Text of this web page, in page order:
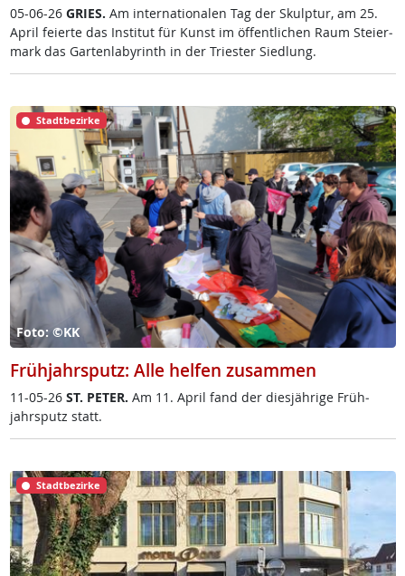
05-06-26 GRIES. Am in­ter­na­tio­na­len Tag der Skulp­tur, am 25.
April fei­er­te das In­sti­tut für Kunst im öf­f­ent­li­chen Raum Stei­er­
mark das Gar­ten­la­byrinth in der Tri­es­ter Sied­lung.
Stadtbezirke
Foto: ©KK
Frühjahrsputz: Alle helfen zusammen
11-05-26 ST. PE­TER. Am 11. April fand der dies­jäh­ri­ge Früh­
jahrs­putz statt.
Stadtbezirke